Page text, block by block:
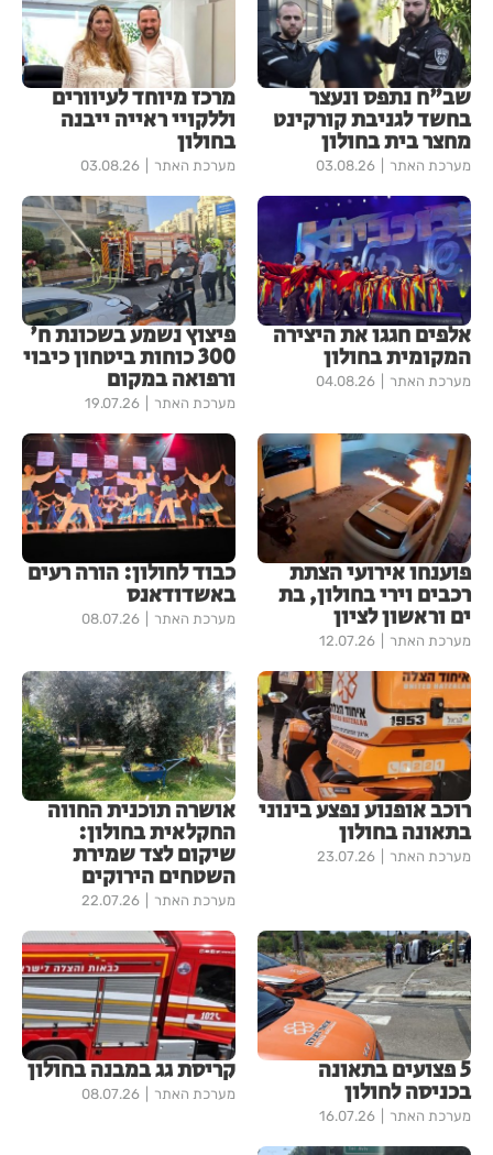
שב"ח נתפס ונעצר
בחשד לגניבת קורקינט
מחצר בית בחולון
מערכת האתר 03.08.26
מרכז מיוחד לעיוורים
וללקויי ראייה ייבנה
בחולון
מערכת האתר 03.08.26
אלפים חגגו את היצירה
המקומית בחולון
מערכת האתר 04.08.26
פיצוץ נשמע בשכונת ח'
300 כוחות ביטחון כיבוי
ורפואה במקום
מערכת האתר 19.07.26
פוענחו אירועי הצתת
רכבים וירי בחולון, בת
ים וראשון לציון
מערכת האתר 12.07.26
כבוד לחולון: הורה רעים
באשדודאנס
מערכת האתר 08.07.26
רוכב אופנוע נפצע בינוני
בתאונה בחולון
מערכת האתר 23.07.26
אושרה תוכנית החווה
החקלאית בחולון:
שיקום לצד שמירת
השטחים הירוקים
מערכת האתר 22.07.26
5 פצועים בתאונה
בכניסה לחולון
מערכת האתר 16.07.26
קריסת גג במבנה בחולון
מערכת האתר 08.07.26